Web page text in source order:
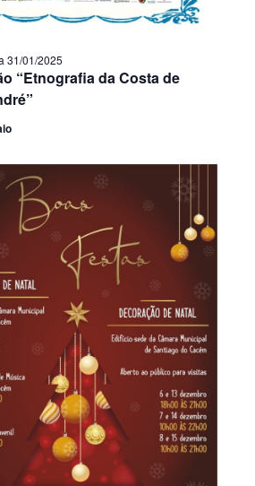
“Etnografia da Costa de
31/01/2025